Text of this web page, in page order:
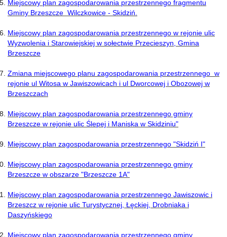
Miejscowy plan zagospodarowania przestrzennego fragmentu
Gminy Brzeszcze Wilczkowice - Skidziń.
Miejscowy plan zagospodarowania przestrzennego w rejonie ulic
Wyzwolenia i Starowiejskiej w sołectwie Przecieszyn, Gmina
Brzeszcze
Zmiana miejscowego planu zagospodarowania przestrzennego w
rejonie ul Witosa w Jawiszowicach i ul Dworcowej i Obozowej w
Brzeszczach
Miejscowy plan zagospodarowania przestrzennego gminy
Brzeszcze w rejonie ulic Ślepej i Maniska w Skidziniu"
Miejscowy plan zagospodarowania przestrzennego "Skidziń I"
Miejscowy plan zagospodarowania przestrzennego gminy
Brzeszcze w obszarze "Brzeszcze 1A"
Miejscowy plan zagospodarowania przestrzennego Jawiszowic i
Brzeszcz w rejonie ulic Turystycznej, Łęckiej, Drobniaka i
Daszyńskiego
Miejscowy plan zagospodarowania przestrzennego gminy